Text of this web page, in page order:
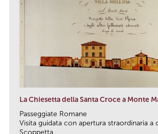
La Chiesetta della Santa Croce a Monte
Passeggiate Romane
Visita guidata con apertura straordinaria a